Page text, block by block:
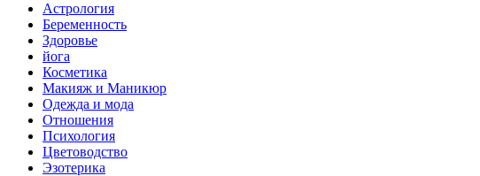
Астрология
Беременность
Здоровье
йога
Косметика
Макияж и Маникюр
Одежда и мода
Отношения
Психология
Цветоводство
Эзотерика